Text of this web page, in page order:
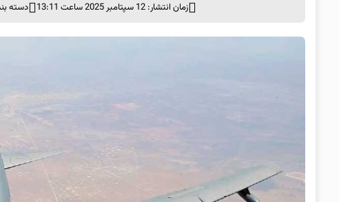
زمان انتشار: 12 سپتامبر 2025 ساعت 13:11 دسته